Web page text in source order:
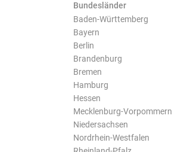
Bundesländer
Baden-Württemberg
Bayern
Berlin
Brandenburg
Bremen
Hamburg
Hessen
Mecklenburg-Vorpommern
Niedersachsen
Nordrhein-Westfalen